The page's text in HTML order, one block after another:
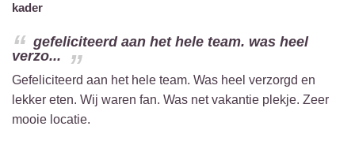
kader
gefeliciteerd aan het hele team. was heel
verzo...
Gefeliciteerd aan het hele team. Was heel verzorgd en
lekker eten. Wij waren fan. Was net vakantie plekje. Zeer
mooie locatie.